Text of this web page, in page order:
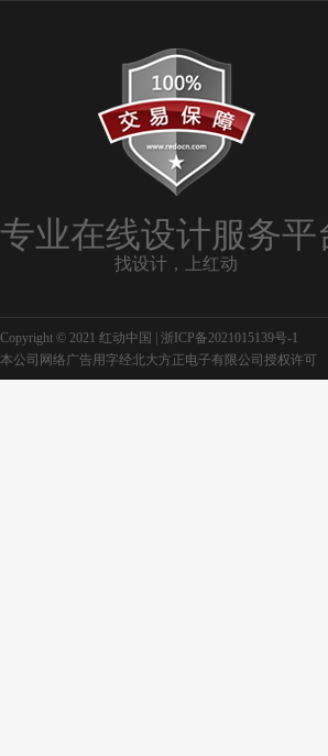
专业在线设计服务平
找设计，上红动
Copyright © 2021 红动中国 | 浙ICP备2021015139号-1
本公司网络广告用字经北大方正电子有限公司授权许可